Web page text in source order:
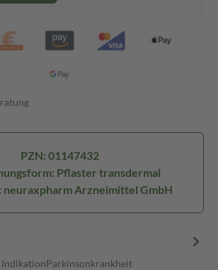
PZN: 01147432
Pflaster transdermal
Arzneimittel GmbH